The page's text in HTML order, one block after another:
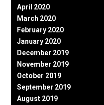
April 2020
March 2020
February 2020
January 2020
December 2019
November 2019
October 2019
September 2019
August 2019